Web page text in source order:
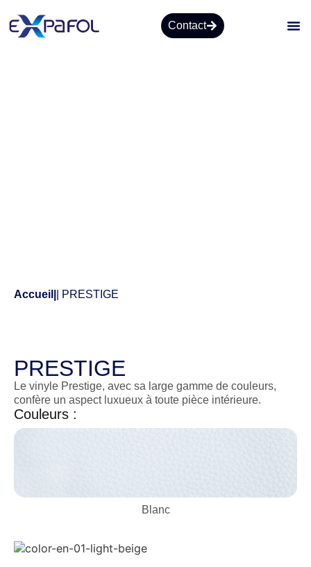
Contact
Accueil | PRESTIGE
PRESTIGE
Le vinyle Prestige, avec sa large gamme de couleurs,
confère un aspect luxueux à toute pièce intérieure.
Couleurs :
Blanc